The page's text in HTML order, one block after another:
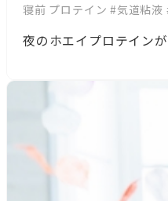
夜のホエイプロテイン
寝前 プロテイン#気道粘液